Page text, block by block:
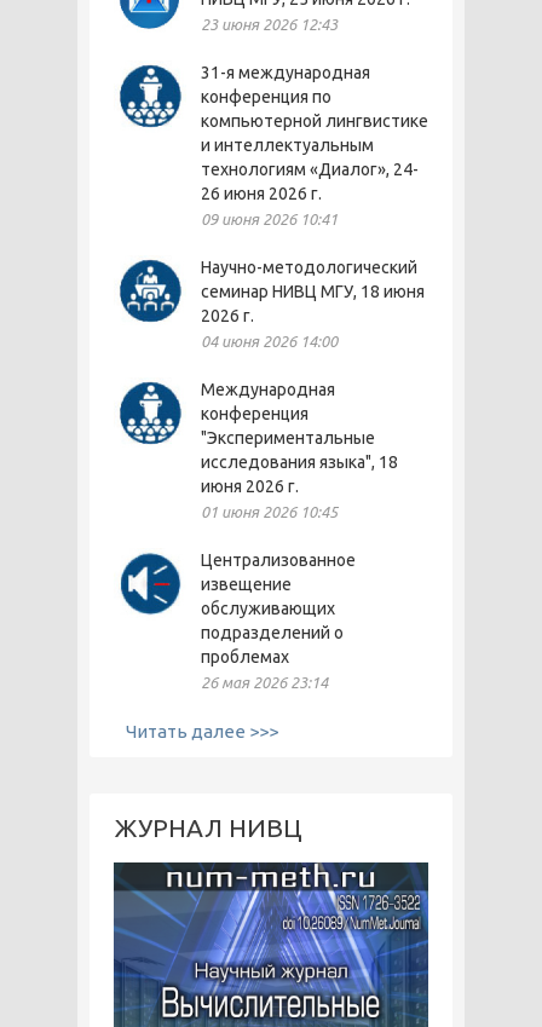
23 июня 2026 12:43
31-я международная
конференция по
компьютерной лингвистике
и интеллектуальным
технологиям «Диалог», 24-
26 июня 2026 г.
09 июня 2026 10:41
Научно-методологический
семинар НИВЦ МГУ, 18 июня
2026 г.
04 июня 2026 14:00
Международная
конференция
"Экспериментальные
исследования языка", 18
июня 2026 г.
01 июня 2026 10:45
Централизованное
извещение
обслуживающих
подразделений о
проблемах
26 мая 2026 23:14
Читать далее >>>
ЖУРНАЛ НИВЦ